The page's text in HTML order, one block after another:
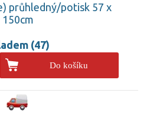
průhledný/potisk 57 x
150cm
(47)
Do košíku